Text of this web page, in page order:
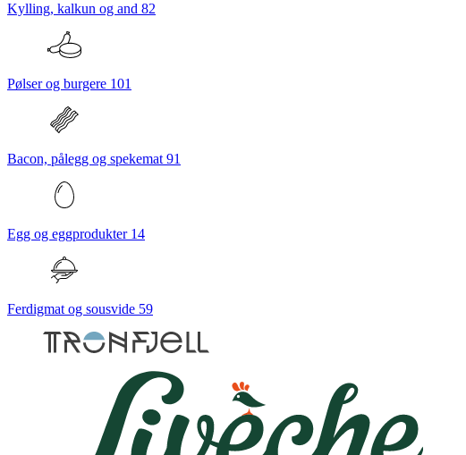
Kylling, kalkun og and 82
Pølser og burgere 101
Bacon, pålegg og spekemat 91
Egg og eggprodukter 14
Ferdigmat og sousvide 59